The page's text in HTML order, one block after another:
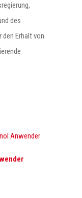
des
Erhalt von
Anwender